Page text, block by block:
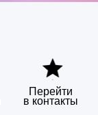
Перейти
в контакты